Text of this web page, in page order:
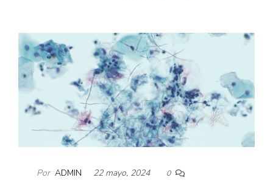
Por ADMIN 22 mayo, 2024 0